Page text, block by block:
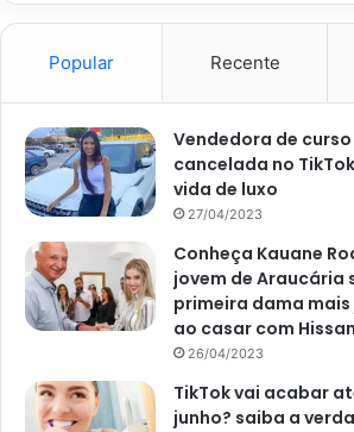
Popular Recente
Vendedora de
cancelada no
vida de luxo
27/04/2023
Conheça Kauane
jovem de Araucária
primeira dama mais
ao casar com
26/04/2023
TikTok vai acabar
junho? saiba a